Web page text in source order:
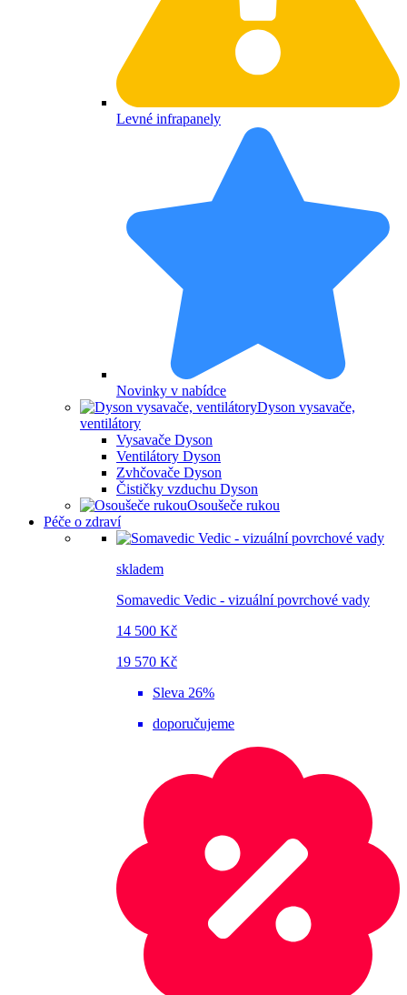
Levné infrapanely
Novinky v nabídce
Dyson vysavače,
ventilátory
Vysavače Dyson
Ventilátory Dyson
Zvhčovače Dyson
Čističky vzduchu Dyson
Osoušeče rukou
Péče o zdraví
skladem
Somavedic Vedic - vizuální povrchové vady
14 500 Kč
19 570 Kč
Sleva 26%
doporučujeme